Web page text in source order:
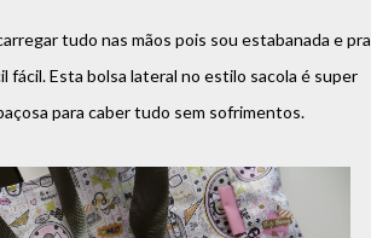
tudo nas mãos pois sou estabanada e pra
fácil. Esta bolsa lateral no estilo sacola é super
para caber tudo sem sofrimentos.